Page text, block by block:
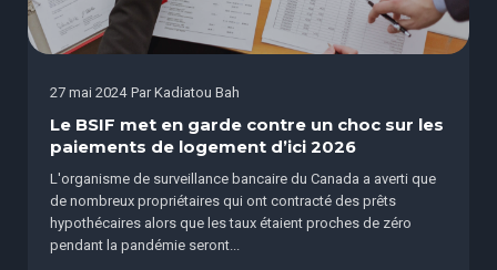
27 mai 2024 Par Kadiatou Bah
Le BSIF met en garde contre un choc sur les
paiements de logement d’ici 2026
L'organisme de surveillance bancaire du Canada a averti que
de nombreux propriétaires qui ont contracté des prêts
hypothécaires alors que les taux étaient proches de zéro
pendant la pandémie seront...